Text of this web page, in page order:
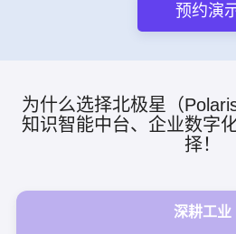
预约演
为什么选择北极星（
知识智能中台、企业数字
择！
深耕工业